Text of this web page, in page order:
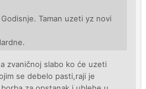
Taman uzeti yz novi
zvaničnoj slabo ko će uzeti
se debelo pasti,raji je